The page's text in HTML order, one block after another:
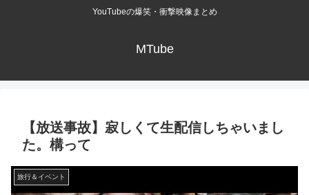
YouTubeの爆笑・衝撃映像まとめ
MTube
【放送事故】寂しくて生配信しちゃいまし
た。構って
旅行＆イベント